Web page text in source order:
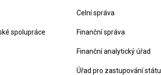
spolupráce
Celní správa
Finanční správa
Finanční analytický úřad
Úřad pro zastupování státu